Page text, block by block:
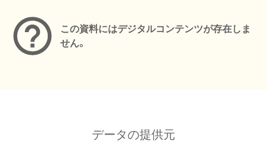
この資料にはデジタルコンテンツが存在しま
せん。
データの提供元